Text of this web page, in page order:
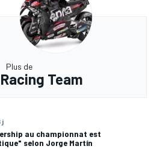
Plus de
Team
j
au championnat est
selon Jorge Martín